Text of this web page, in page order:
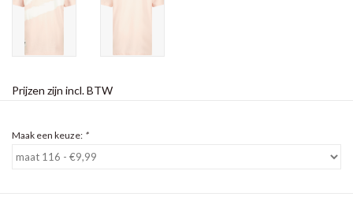
Prijzen zijn incl. BTW
Maak een keuze: *